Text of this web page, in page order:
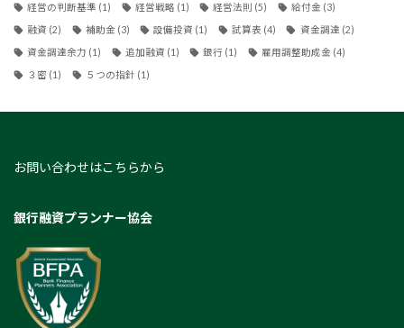
経営の判断基準 (1) 経営戦略 (1) 経営法則 (5) 給付金 (3)
融資 (2) 補助金 (3) 設備投資 (1) 試算表 (4) 資金調達 (2)
資金調達余力 (1) 追加融資 (1) 銀行 (1) 雇用調整助成金 (4)
３密 (1) ５つの指針 (1)
お問い合わせはこちらから
銀行融資プランナー協会